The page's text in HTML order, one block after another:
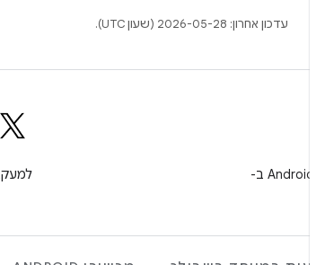
עדכון אחרון: 2026-05-28 (שעון UTC).
מעקב אחרי מפתחי Android ב-